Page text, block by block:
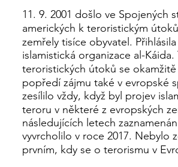
11. 9. 2001 došlo ve Spojených
amerických k teroristickým
zemřely tisíce obyvatel.
islamistická organizace al-Káida.
teroristických útoků se
popředí zájmu také v evropské
zesílilo vždy, když byl projev
teroru v některé z evropských
následujících letech
vyvrcholilo v roce 2017. Nebylo
prvním, kdy se o terorismu v